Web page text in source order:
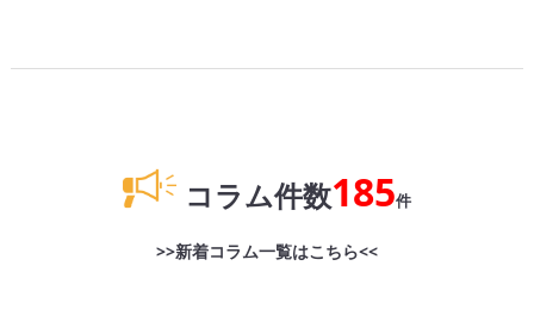
コラム件数185件
>>新着コラム一覧はこちら<<